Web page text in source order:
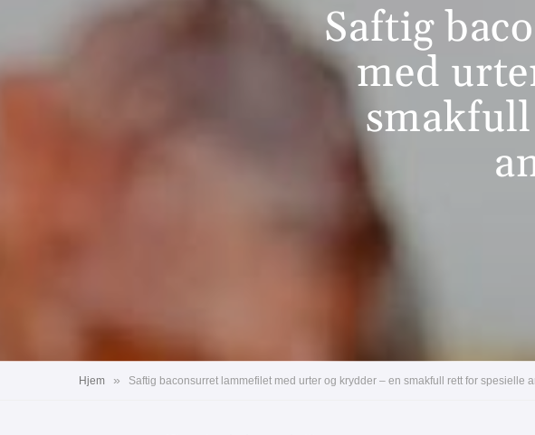
Saftig
med
Hjem » Saftig baconsurret lammefilet med urter og krydder – en smakfull rett for spesielle